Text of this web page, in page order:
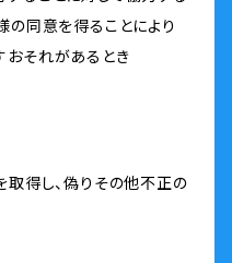
の同意を得ることにより
それがあるとき
取得し、偽りその他不正の